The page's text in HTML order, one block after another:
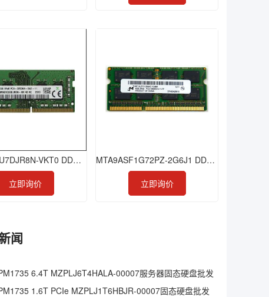
HMA81GU7DJR8N-VKT0 DDR4 8GB 2666 ECC-UDIMM
立即询价
MTA9ASF1G72PZ-2G6J1 DDR4 8GB 2666 RDIMM
立即询价
闻
6.4T MZPLJ6T4HALA-00007服务器固态硬盘批发
1.6T PCIe MZPLJ1T6HBJR-00007固态硬盘批发